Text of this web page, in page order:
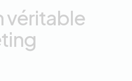
véritable